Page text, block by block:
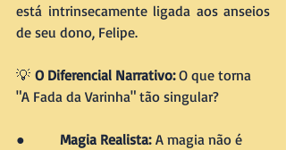
está intrinsecamente ligada aos anseios
de seu dono, Felipe.
💡 O Diferencial Narrativo: O que torna
"A Fada da Varinha" tão singular?
● Magia Realista: A magia não é